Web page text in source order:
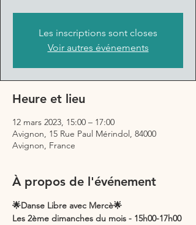
Les inscriptions sont closes
Voir autres événements
Heure et lieu
12 mars 2023, 15:00 – 17:00
Avignon, 15 Rue Paul Mérindol, 84000
Avignon, France
À propos de l'événement
🌟Danse Libre avec Mercè🌟
Les 2ème dimanches du mois - 15h00-17h00